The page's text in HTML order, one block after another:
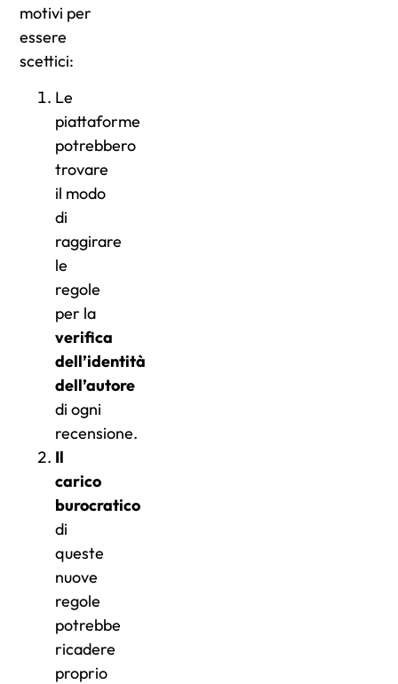
motivi per
essere
scettici:
Le
piattaforme
potrebbero
trovare
il modo
di
raggirare
le
regole
per la
verifica
dell’identità
dell’autore
di ogni
recensione.
Il
carico
burocratico
di
queste
nuove
regole
potrebbe
ricadere
proprio